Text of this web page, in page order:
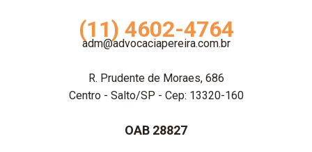
(11) 4602-4764
adm@advocaciapereira.com.br
R. Prudente de Moraes, 686
Centro - Salto/SP - Cep: 13320-160
OAB 28827